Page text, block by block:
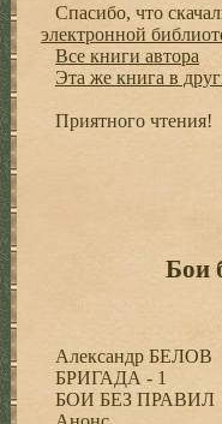
Установить
закладку
Оглавление
Спасибо, что
электронной
Все книги автора
Эта же книга в
Приятного чтения!
Бои
Александр БЕЛОВ
БРИГАДА - 1
БОИ БЕЗ ПРАВИЛ